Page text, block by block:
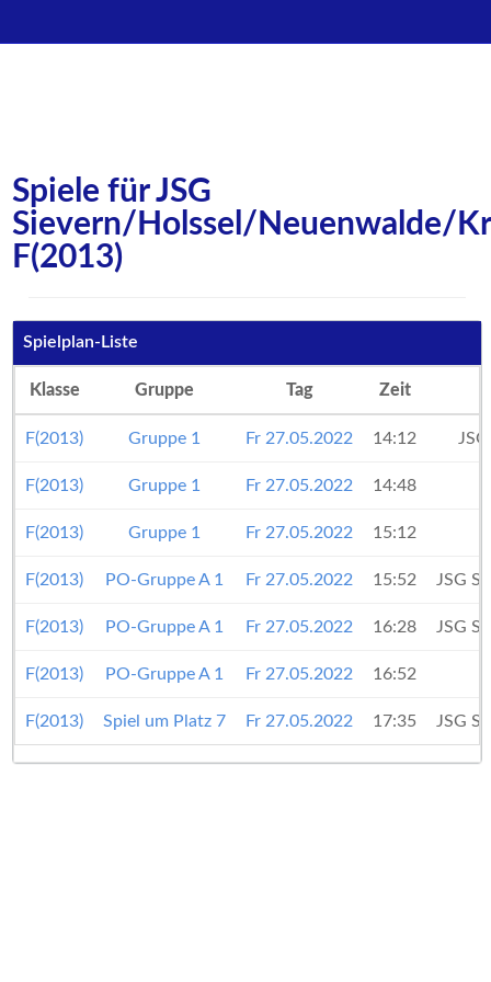
Spiele für JSG
Sievern/Holssel/Neuenwalde/
F(2013)
Spielplan-Liste
Klasse Gruppe Tag Zeit
F(2013) Gruppe 1 Fr 27.05.2022 14:12
F(2013) Gruppe 1 Fr 27.05.2022 14:48
F(2013) Gruppe 1 Fr 27.05.2022 15:12
F(2013) PO-Gruppe A 1 Fr 27.05.2022 15:52 JSG
F(2013) PO-Gruppe A 1 Fr 27.05.2022 16:28 JSG
F(2013) PO-Gruppe A 1 Fr 27.05.2022 16:52
F(2013) Spiel um Platz 7 Fr 27.05.2022 17:35 JSG